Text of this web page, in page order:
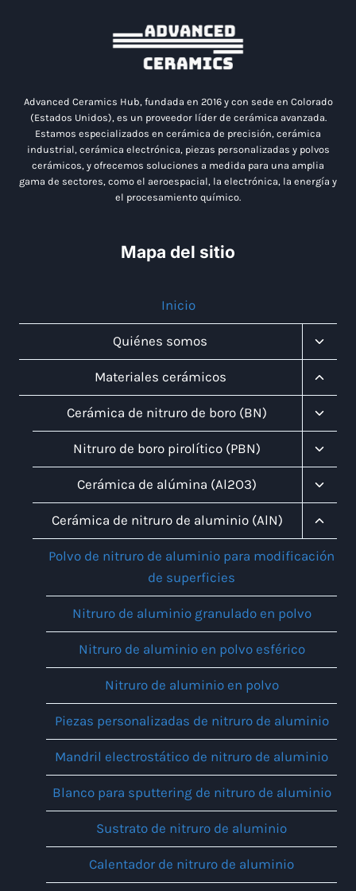
Advanced Ceramics Hub, fundada en 2016 y con sede en Colorado
(Estados Unidos), es un proveedor líder de cerámica avanzada.
Estamos especializados en cerámica de precisión, cerámica
industrial, cerámica electrónica, piezas personalizadas y polvos
cerámicos, y ofrecemos soluciones a medida para una amplia
gama de sectores, como el aeroespacial, la electrónica, la energía y
el procesamiento químico.
Mapa del sitio
Inicio
Quiénes somos
Menú
Materiales cerámicos
Menú
Cerámica de nitruro de boro (BN)
Menú
Nitruro de boro pirolítico (PBN)
Menú
Cerámica de alúmina (Al2O3)
Menú
Cerámica de nitruro de aluminio (AlN)
Menú
Polvo de nitruro de aluminio para modificación
de superficies
Nitruro de aluminio granulado en polvo
Nitruro de aluminio en polvo esférico
Nitruro de aluminio en polvo
Piezas personalizadas de nitruro de aluminio
Mandril electrostático de nitruro de aluminio
Blanco para sputtering de nitruro de aluminio
Sustrato de nitruro de aluminio
Calentador de nitruro de aluminio